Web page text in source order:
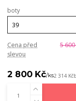
boty
Cena před
slevou
5 600
2 800 Kč/ks2 314 Kč